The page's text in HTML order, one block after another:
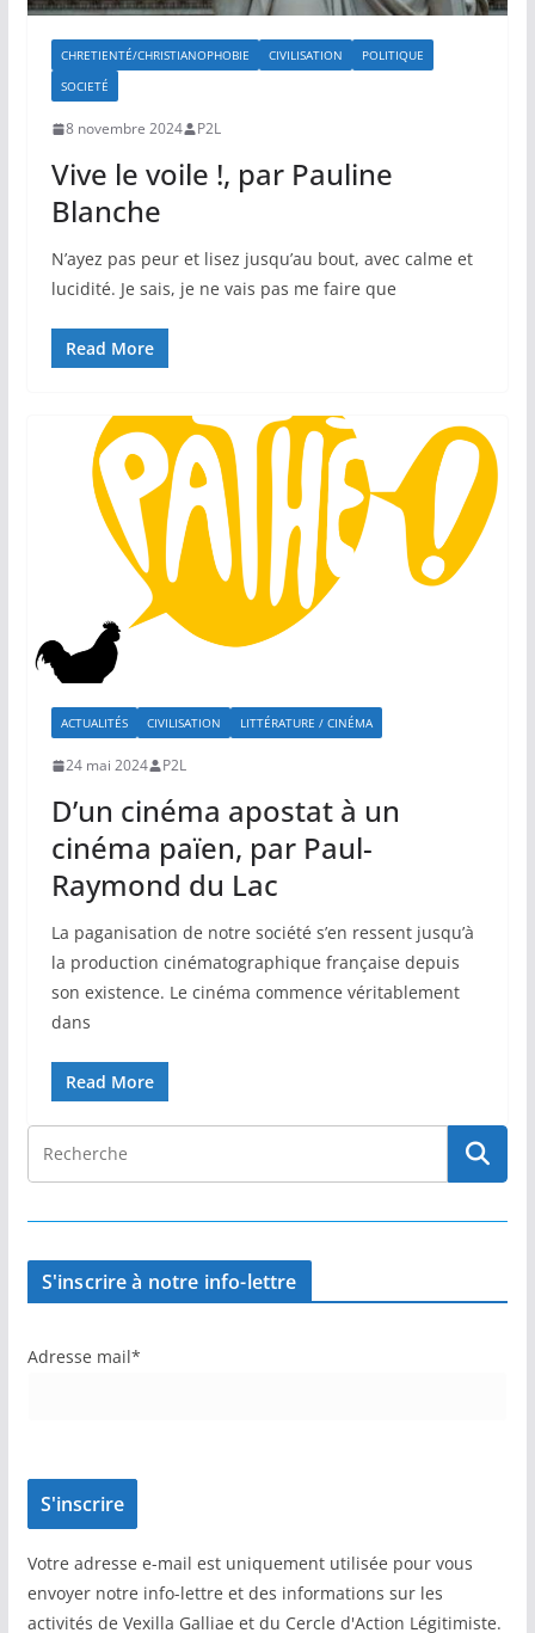
CHRETIENTÉ/CHRISTIANOPHOBIE CIVILISATION
POLITIQUE
SOCIETÉ
8 novembre 2024 P2L
Vive le voile !, par Pauline
Blanche
N’ayez pas peur et lisez jusqu’au bout, avec calme et
lucidité. Je sais, je ne vais pas me faire que
Read More
ACTUALITÉS CIVILISATION LITTÉRATURE / CINÉMA
24 mai 2024 P2L
D’un cinéma apostat à un
cinéma païen, par Paul-
Raymond du Lac
La paganisation de notre société s’en ressent jusqu’à
la production cinématographique française depuis
son existence. Le cinéma commence véritablement
dans
Read More
S'inscrire à notre info-lettre
Adresse mail*
Votre adresse e-mail est uniquement utilisée pour vous
envoyer notre info-lettre et des informations sur les
activités de Vexilla Galliae et du Cercle d'Action Légitimiste.